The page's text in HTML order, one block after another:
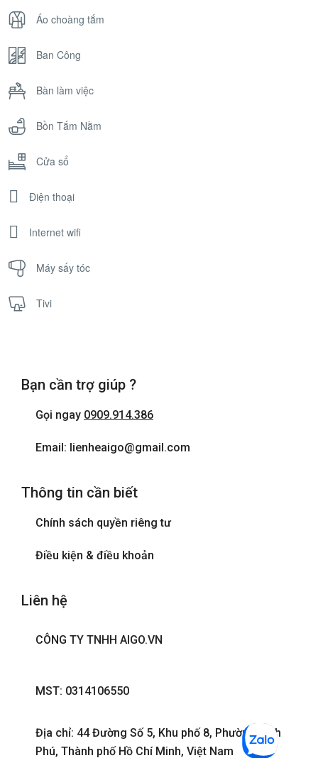
Áo choàng tắm
Ban Công
Bàn làm việc
Bồn Tắm Nằm
Cửa sổ
Điện thoại
Internet wifi
Máy sấy tóc
Tivi
Bạn cần trợ giúp ?
Gọi ngay 0909.914.386
Email: lienheaigo@gmail.com
Thông tin cần biết
Chính sách quyền riêng tư
Điều kiện & điều khoản
Liên hệ
CÔNG TY TNHH AIGO.VN
MST: 0314106550
Địa chỉ: 44 Đường Số 5, Khu phố 8, Phường Bình
Phú, Thành phố Hồ Chí Minh, Việt Nam